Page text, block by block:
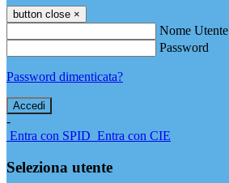
button close ×
Nome Utente
Password
Password dimenticata?
-
Entra con SPID Entra con CIE
Seleziona utente